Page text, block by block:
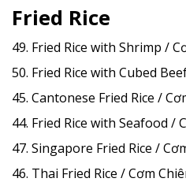
Fried Rice
49. Fried Rice with Shrimp /
44. Fried Rice with Seafood /
46. Thai Fried Rice / Cơm